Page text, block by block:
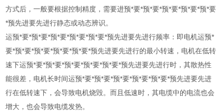
方式后，一般要根据控制精度，需要进预*要*预*要*预*要*预*要*预*要
*预先进要先进行静态或动态辨识。
运预*要*预*要*预*要*预*要*预*要*预先进要先进行频率：即电机运预*
要*预*要*预*要*预*要*预*要*预先进要先进行的最小转速，电机在低转
速下运预*要*预*要*预*要*预*要*预*要*预先进要先进行时，其散热性
能很差，电机长时间运预*要*预*要*预*要*预*要*预*要*预先进要先进
行在低转速下，会导致电机烧毁。而且低速时，其电缆中的电流也会
增大，也会导致电缆发热。